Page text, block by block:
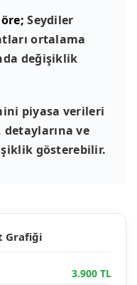
Seydiler
ortalama
değişiklik
piyasa verileri
ve
gösterebilir.
Grafiği
3.900 TL